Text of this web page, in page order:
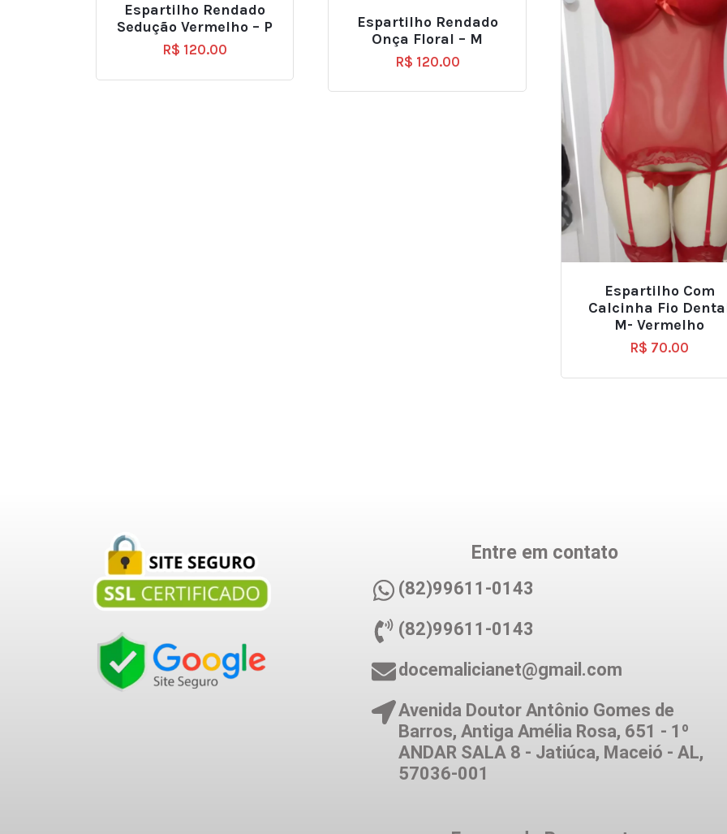
Espartilho Rendado
Sedução Vermelho – P
R$ 120.00
Espartilho Rendado
Onça Floral – M
R$ 120.00
Espartilho Com
Calcinha Fio
M- Vermelho
R$ 70.00
Entre em contato
(82)99611-0143
(82)99611-0143
docemalicianet@gmail.com
Avenida Doutor Antônio Gomes de
Barros, Antiga Amélia Rosa, 651 - 1º
ANDAR SALA 8 - Jatiúca, Maceió - AL,
57036-001